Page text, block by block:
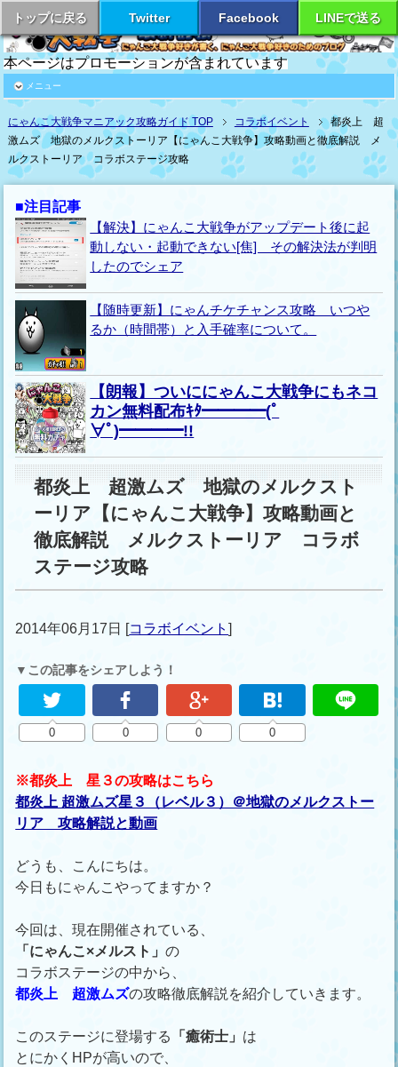
トップに戻る Twitter Facebook LINEで送る
本ページはプロモーションが含まれています
メニュー
にゃんこ大戦争マニアック攻略ガイド TOP コラボイベント
都炎上 超
激ムズ 地獄のメルクストーリア【にゃんこ大戦争】攻略動画と徹底解説 メ
ルクストーリア コラボステージ攻略
■注目記事
【解決】にゃんこ大戦争がアップデート後に起
動しない・起動できない[焦] その解決法が判明
したのでシェア
【随時更新】にゃんチケチャンス攻略 いつや
るか（時間帯）と入手確率について。
【朗報】ついににゃんこ大戦争にもネコ
カン無料配布ｷﾀ━━━━(ﾟ
∀ﾟ)━━━━!!
都炎上 超激ムズ 地獄のメルクスト
ーリア【にゃんこ大戦争】攻略動画と
徹底解説 メルクストーリア コラボ
ステージ攻略
2014年06月17日 [コラボイベント]
▼この記事をシェアしよう！
0 0 0 0
※都炎上 星３の攻略はこちら
都炎上 超激ムズ星３（レベル３）＠地獄のメルクストー
リア 攻略解説と動画
どうも、こんにちは。
今日もにゃんこやってますか？
今回は、現在開催されている、
「にゃんこ×メルスト」の
コラボステージの中から、
都炎上 超激ムズの攻略徹底解説を紹介していきます。
このステージに登場する 「癒術士」 は
とにかくHPが高いので、